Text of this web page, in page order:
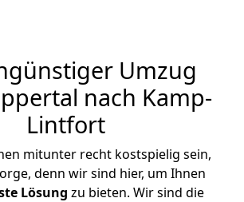
Umzug
nach Kamp-
Lintfort
mitunter recht kostspielig sein,
denn wir sind hier, um Ihnen
Lösung zu bieten. Wir sind die